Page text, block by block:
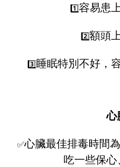
1️⃣容易患
2️⃣額頭
3️⃣睡眠特別不好，
心
✅心臟最佳排毒時間
吃一些保心